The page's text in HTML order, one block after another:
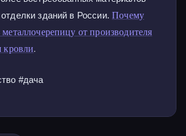
зданий в России.Почему
от производителя
кровли.
#дача